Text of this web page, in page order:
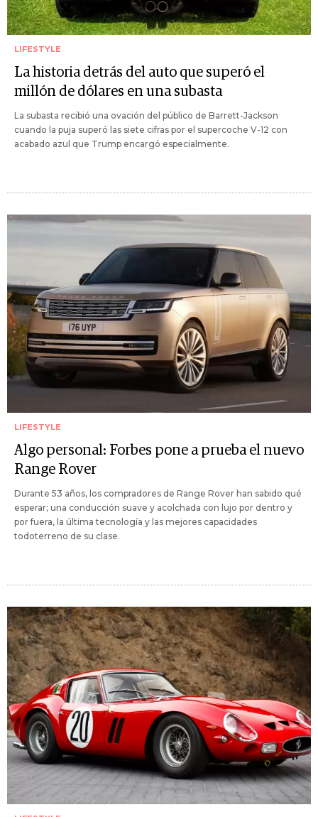
LIFESTYLE
La historia detrás del auto que superó el
millón de dólares en una subasta
La subasta recibió una ovación del público de Barrett-Jackson
cuando la puja superó las siete cifras por el supercoche V-12 con
acabado azul que Trump encargó especialmente.
LIFESTYLE
Algo personal: Forbes pone a prueba el nuevo
Range Rover
Durante 53 años, los compradores de Range Rover han sabido qué
esperar; una conducción suave y acolchada con lujo por dentro y
por fuera, la última tecnología y las mejores capacidades
todoterreno de su clase.